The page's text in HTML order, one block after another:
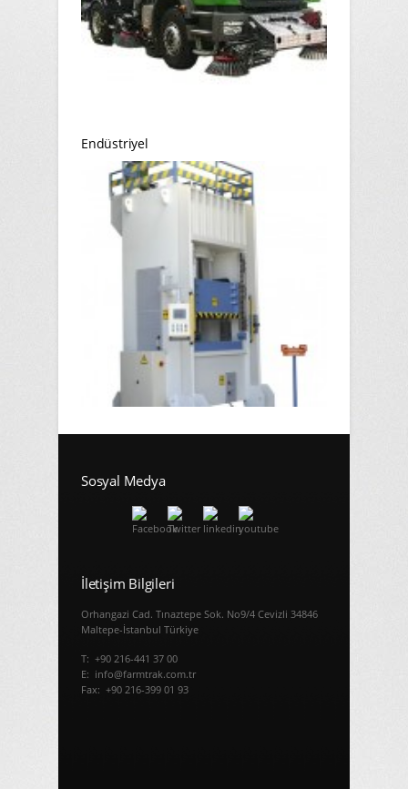
Endüstriyel
Sosyal Medya
İletişim Bilgileri
Orhangazi Cad. Tınaztepe Sok. No9/4 Cevizli 34846
Maltepe-İstanbul Türkiye
T: +90 216-441 37 00
E: info@farmtrak.com.tr
Fax: +90 216-399 01 93